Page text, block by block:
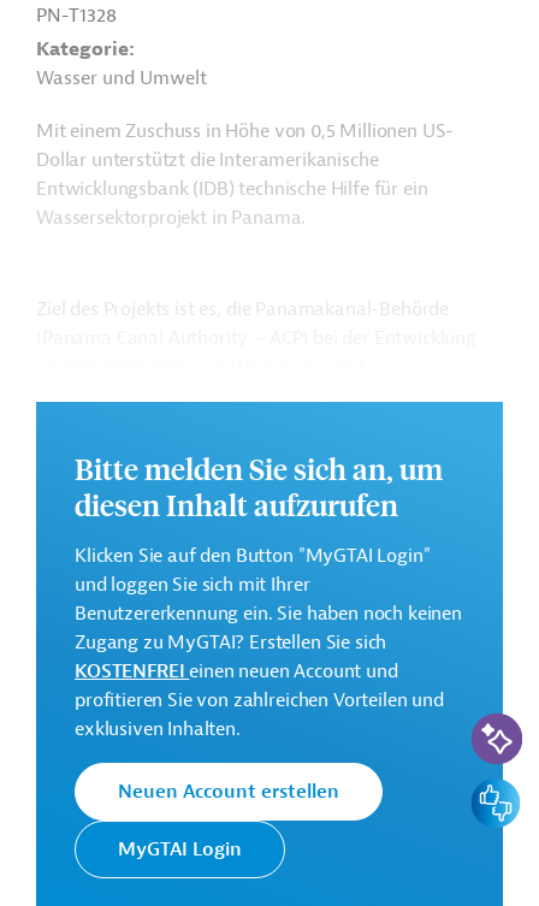
PN-T1328
Kategorie
Wasser und Umwelt
Mit einem Zuschuss in Höhe von 0,5 Millionen US-
Dollar unterstützt die Interamerikanische
Entwicklungsbank (IDB) technische Hilfe für ein
Wassersektorprojekt in Panama.
Ziel des Projekts ist es, die Panamakanal-Behörde
Abwasserentsorgungsprojekten entlang des Kanals zu
Weitere Informationen zu dem geplanten
Entwicklungsprojekt finden Sie auf derWebseite der
Gesamtkosten:
0,5 Millionen US-Dollar
Geberbeitrag:
0,5 Millionen US-Dollar (Zuschuss)
Kontaktadresse
Die IDB ist die wichtigste
multilaterale
Bitte melden Sie sich an, um
diesen Inhalt aufzurufen
Klicken Sie auf den Button "MyGTAI Login"
und loggen Sie sich mit Ihrer
Benutzererkennung ein. Sie haben noch keinen
Zugang zu MyGTAI? Erstellen Sie sich
KOSTENFREIeinen neuen Account und
profitieren Sie von zahlreichen Vorteilen und
exklusiven Inhalten.
Neuen Account erstellen
MyGTAI Login
KI-